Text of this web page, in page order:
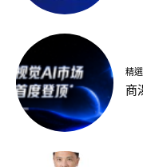
精
商